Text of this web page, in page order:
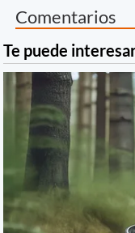
Comentarios